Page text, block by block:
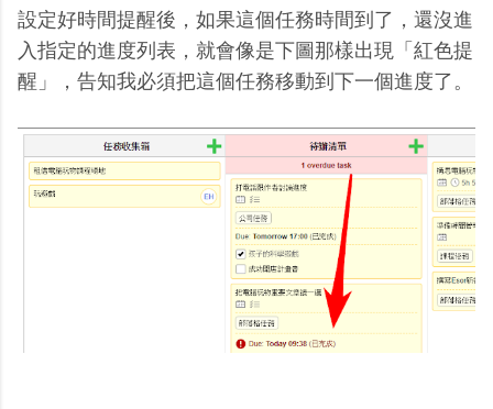
設定好時間提醒後，如果這個任務時間到了，還沒進
入指定的進度列表，就會像是下圖那樣出現「紅色提
醒」，告知我必須把這個任務移動到下一個進度了。